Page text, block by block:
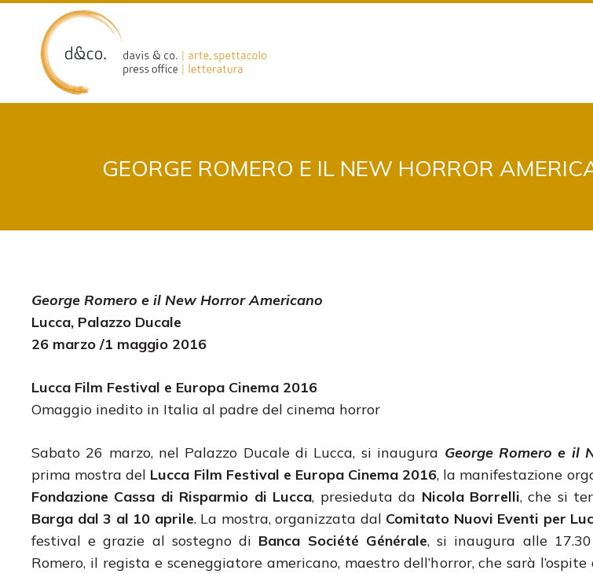
content
GEORGE ROMERO E IL NEW HORROR
George Romero e il New Horror Americano
Lucca, Palazzo Ducale
26 marzo /1 maggio 2016
Lucca Film Festival e Europa Cinema 2016
Omaggio inedito in Italia al padre del cinema horror
Sabato 26 marzo, nel Palazzo Ducale di Lucca, si inaugura George Romero e il
prima mostra del Lucca Film Festival e Europa Cinema 2016, la manifestazione
Fondazione Cassa di Risparmio di Lucca, presieduta da Nicola Borrelli, che si
Barga dal 3 al 10 aprile. La mostra, organizzata dal Comitato Nuovi Eventi per
festival e grazie al sostegno di Banca Société Générale, si inaugura alle
Romero, il regista e sceneggiatore americano, maestro dell’horror, che sarà